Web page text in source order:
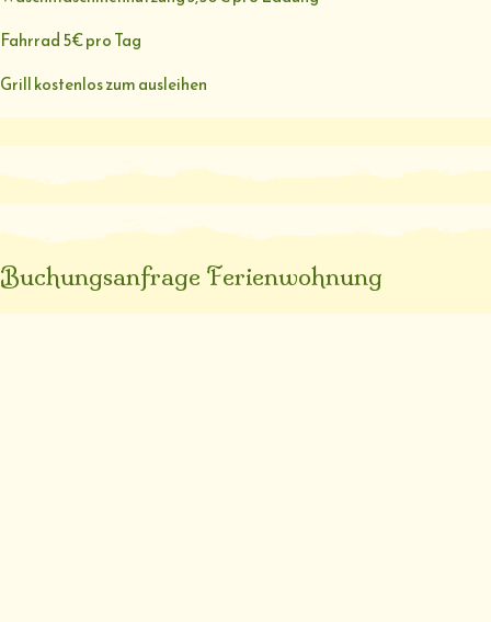
Fahrrad 5€ pro Tag
Grill kostenlos zum ausleihen
Buchungsanfrage Ferienwohnung